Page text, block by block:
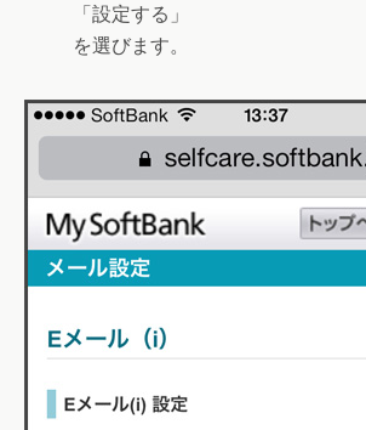
「設定する 」
を選びます。